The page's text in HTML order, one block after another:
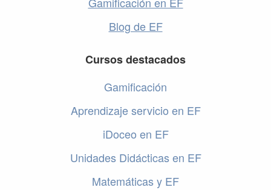
Blog de EF
Cursos destacados
Gamificación
Aprendizaje servicio en EF
iDoceo en EF
Unidades Didácticas en EF
Matemáticas y EF